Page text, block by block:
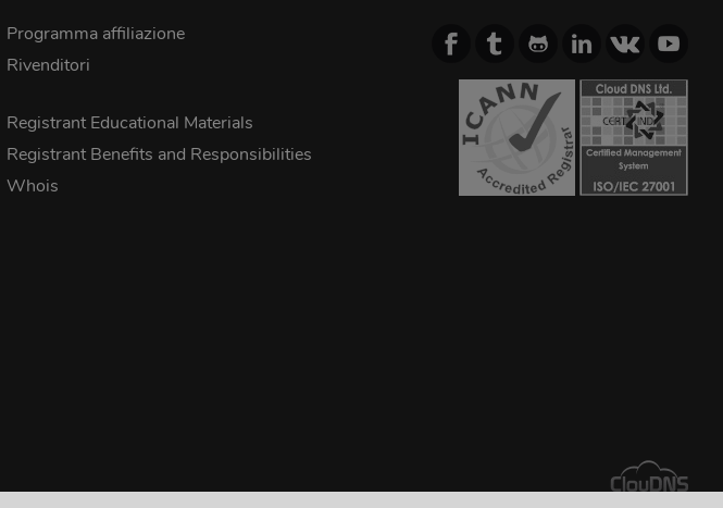
Programma affiliazione
Rivenditori
Registrant Educational Materials
Registrant Benefits and Responsibilities
Whois